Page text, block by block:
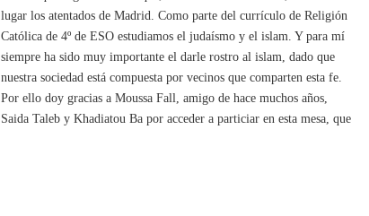
lugar los atentados de Madrid. Como parte del currículo de Religión
Católica de 4º de ESO estudiamos el judaísmo y el islam. Y para mí
siempre ha sido muy importante el darle rostro al islam, dado que
nuestra sociedad está compuesta por vecinos que comparten esta fe.
Por ello doy gracias a Moussa Fall, amigo de hace muchos años,
Saida Taleb y Khadiatou Ba por acceder a particiar en esta mesa, que